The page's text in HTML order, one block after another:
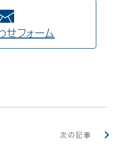
せフォーム
次の記事